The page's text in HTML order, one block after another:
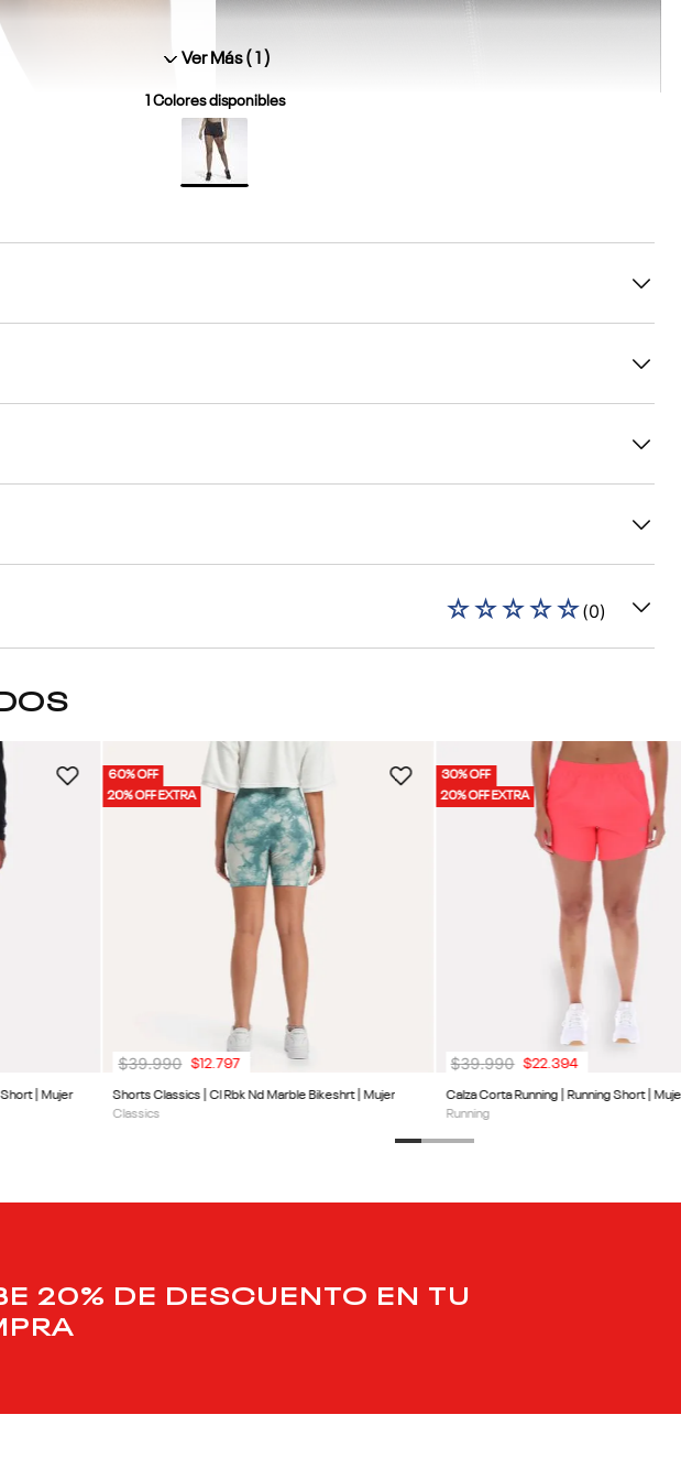
Ver Más ( 1)
Colores disponibles
☆☆☆☆☆(0)
Short | Mujer
60% OFF
20% OFF EXTRA
Shorts Classics | Cl Rbk Nd Marble Bikeshrt | Mujer
Classics
$39.990 $12.797
30% OFF
20% OFF EXTRA
Calza Corta Running | Running Short |
Running
$39.990 $22.394
20% DE DESCUENTO EN TU